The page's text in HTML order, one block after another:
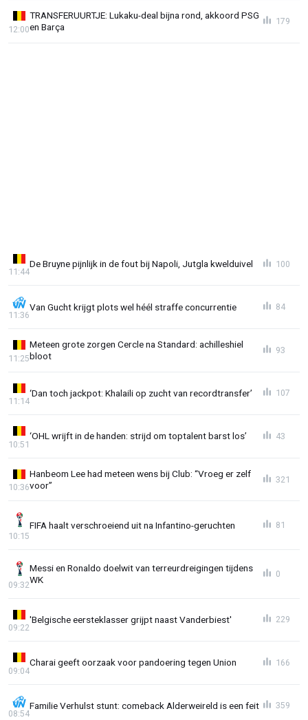
TRANSFERUURTJE: Lukaku-deal bijna rond, akkoord PSG
en Barça
12:00
179
De Bruyne pijnlijk in de fout bij Napoli, Jutgla kwelduivel
11:44
100
Van Gucht krijgt plots wel héél straffe concurrentie
11:36
84
Meteen grote zorgen Cercle na Standard: achilleshiel
bloot
11:25
93
‘Dan toch jackpot: Khalaili op zucht van recordtransfer’
11:14
107
‘OHL wrijft in de handen: strijd om toptalent barst los’
10:51
43
Hanbeom Lee had meteen wens bij Club: “Vroeg er zelf
voor”
10:36
321
FIFA haalt verschroeiend uit na Infantino-geruchten
10:15
81
Messi en Ronaldo doelwit van terreurdreigingen tijdens
WK
09:32
0
'Belgische eersteklasser grijpt naast Vanderbiest'
09:22
229
Charai geeft oorzaak voor pandoering tegen Union
09:04
166
Familie Verhulst stunt: comeback Alderweireld is een feit
08:54
359